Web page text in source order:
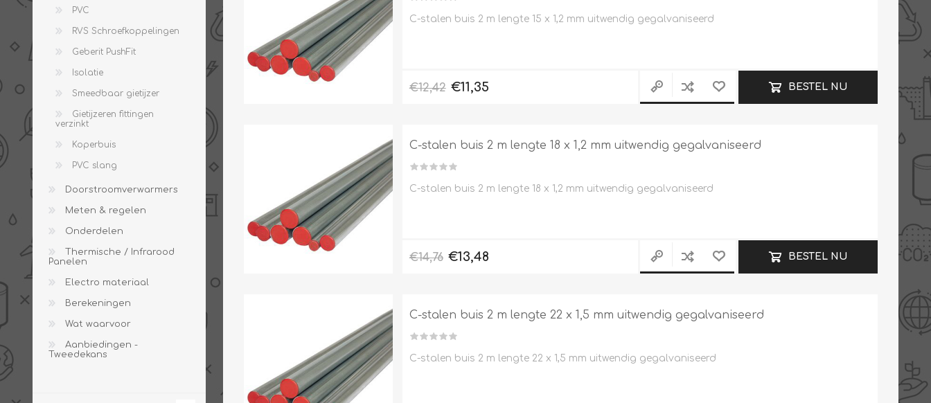
Sun+
LED lampen
Schakelen
Eltako
C-stalen buis 2 m lengte 15 x 1,2 mm uitwendig gegalvaniseerd
€12,42 €11,35 BESTEL NU
C-stalen buis 2 m lengte 18 x 1,2 mm uitwendig gegalvaniseerd
C-stalen buis 2 m lengte 18 x 1,2 mm uitwendig gegalvaniseerd
€14,76 €13,48 BESTEL NU
C-stalen buis 2 m lengte 22 x 1,5 mm uitwendig gegalvaniseerd
C-stalen buis 2 m lengte 22 x 1,5 mm uitwendig gegalvaniseerd
PVC
RVS Schroefkoppelingen
Geberit PushFit
Isolatie
Smeedbaar gietijzer
Gietijzeren fittingen
verzinkt
Koperbuis
PVC slang
Doorstroomverwarmers
Meten & regelen
Onderdelen
Thermische / Infrarood
Panelen
Electro materiaal
Berekeningen
Wat waarvoor
Aanbiedingen -
Tweedekans